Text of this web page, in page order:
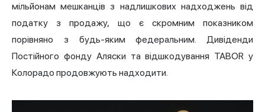
мільйонам мешканців з надлишкових надходжень від
податку з продажу, що є скромним показником
порівняно з будь-яким федеральним. Дивіденди
Постійного фонду Аляски та відшкодування TABOR у
Колорадо продовжують надходити.